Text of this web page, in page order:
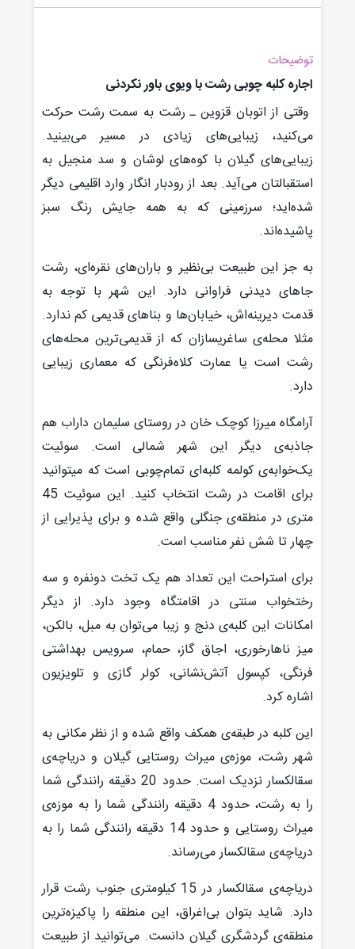
توضیحات
اجاره کلبه چوبی رشت با ویوی باور نکردنی
وقتی از اتوبان قزوین ـ رشت به سمت رشت حرکت
می‌کنید، زیبایی‌های زیادی در مسیر می‌بینید.
زیبایی‌های گیلان با کوه‌های لوشان و سد منجیل به
استقبالتان می‌آید. بعد از رودبار انگار وارد اقلیمی دیگر
شده‌اید؛ سرزمینی که به همه جایش رنگ سبز
پاشیده‌اند.
به جز این طبیعت بی‌نظیر و باران‌های نقره‌ای، رشت
جاهای دیدنی فراوانی دارد.‌ این شهر با توجه به
قدمت دیرینه‌اش، خیابان‌ها و بناهای قدیمی کم ندارد.
مثلا محله‌ی ساغریسازان که از قدیمی‌ترین محله‌های
رشت است یا عمارت کلاه‌فرنگی که معماری زیبایی
دارد.
آرامگاه میرزا کوچک خان در روستای سلیمان داراب هم
جاذبه‌ی دیگر این شهر شمالی است. سوئیت
یک‌خوابه‌ی کولمه کلبه‌ای تمام‌چوبی است که می‎توانید
برای اقامت در رشت انتخاب کنید. این سوئیت 45
متری در منطقه‌ی جنگلی واقع شده و برای پذیرایی از
چهار تا شش نفر مناسب است.
برای استراحت این تعداد هم یک تخت دونفره و سه
رختخواب سنتی در اقامتگاه وجود دارد. از دیگر
امکانات این کلبه‌ی دنج و زیبا می‌توان به مبل، بالکن،
میز ناهارخوری، اجاق گاز، حمام، سرویس بهداشتی
فرنگی، کپسول آتش‌نشانی، کولر گازی و تلویزیون
اشاره کرد.
این کلبه در طبقه‌ی همکف واقع شده و از نظر مکانی به
شهر رشت، موزه‌ی میراث روستایی گیلان و دریاچه‌ی
سقالکسار نزدیک است. حدود 20 دقیقه رانندگی شما
را به رشت، حدود 4 دقیقه رانندگی شما را به موزه‌ی
میراث روستایی و حدود 14 دقیقه رانندگی شما را به
دریاچه‌ی سقالکسار می‌رساند.
دریاچه‌ی سقالکسار در 15 کیلومتری جنوب رشت قرار
دارد. شاید بتوان بی‌اغراق، این منطقه را پاکیزه‌ترین
منطقه‌ی گردشگری گیلان دانست. می‌توانید از طبیعت